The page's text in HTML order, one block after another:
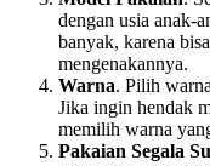
dengan usia anak-
banyak, karena
mengenakannya.
Warna. Pilih
Jika ingin hendak
memilih warna
Pakaian Segala